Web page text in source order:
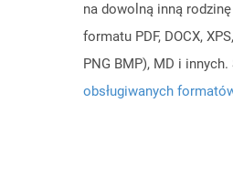
na dowolną inną
formatu PDF, DOCX,
PNG BMP), MD i
obsługiwanych